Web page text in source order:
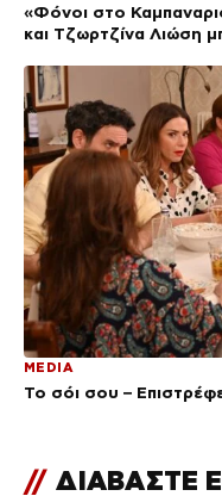
«Φόνοι στο
και Τζωρτζίνα Λιώση
MEDIA
Το σόι σου –
// ΔΙΑΒΑΣΤΕ